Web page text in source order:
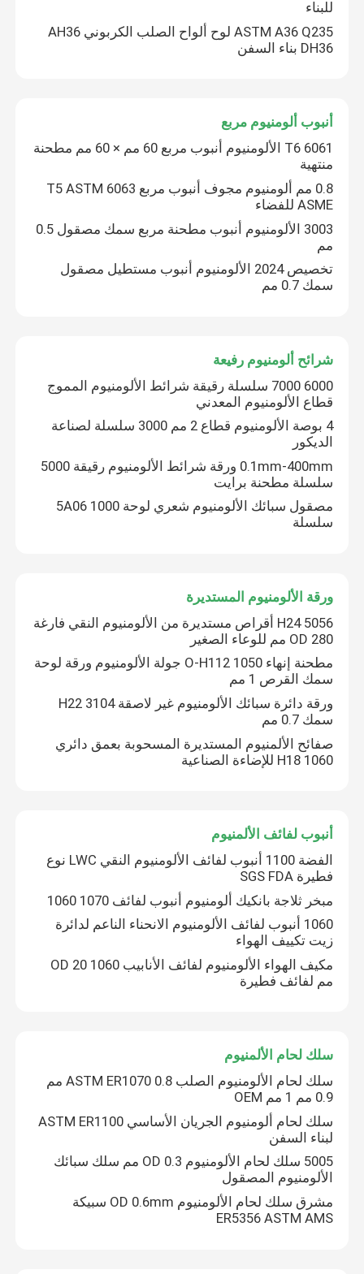
مسكن
منتجات
معلومات عنا
جولة في المعمل
مراقبة الجودة
اتصل بنا
صفائح الألمنيوم المعدنية
لفائف الالومنيوم
أنبوب دائري من الألومنيوم
ورقة الكربون الصلب
أنبوب ألومنيوم مربع
شرائح ألومنيوم رفيعة
ورقة الألومنيوم المستديرة
للبناء
ASTM A36 Q235 لوح ألواح الصلب الكربوني AH36
DH36 بناء السفن
أنبوب ألومنيوم مربع
6061 T6 الألومنيوم أنبوب مربع 60 مم × 60 مم مطحنة
منتهية
0.8 مم ألومنيوم مجوف أنبوب مربع 6063 T5 ASTM
ASME للفضاء
3003 الألومنيوم أنبوب مطحنة مربع سمك مصقول 0.5
مم
تخصيص 2024 الألومنيوم أنبوب مستطيل مصقول
سمك 0.7 مم
شرائح ألومنيوم رفيعة
6000 7000 سلسلة رقيقة شرائط الألومنيوم المموج
قطاع الألومنيوم المعدني
4 بوصة الألومنيوم قطاع 2 مم 3000 سلسلة لصناعة
الديكور
0.1mm-400mm ورقة شرائط الألومنيوم رقيقة 5000
سلسلة مطحنة برايت
مصقول سبائك الألومنيوم شعري لوحة 5A06 1000
سلسلة
ورقة الألومنيوم المستديرة
5056 H24 أقراص مستديرة من الألومنيوم النقي فارغة
OD 280 مم للوعاء الصغير
مطحنة إنهاء 1050 O-H112 جولة الألومنيوم ورقة لوحة
سمك القرص 1 مم
ورقة دائرة سبائك الألومنيوم غير لاصقة 3104 H22
سمك 0.7 مم
صفائح الألمنيوم المستديرة المسحوبة بعمق دائري
1060 H18 للإضاءة الصناعية
أنبوب لفائف الألمنيوم
الفضة 1100 أنبوب لفائف الألومنيوم النقي LWC نوع
فطيرة SGS FDA
مبخر ثلاجة بانكيك ألومنيوم أنبوب لفائف 1070 1060
1060 أنبوب لفائف الألومنيوم الانحناء الناعم لدائرة
زيت تكييف الهواء
مكيف الهواء الألومنيوم لفائف الأنابيب 1060 OD 20
مم لفائف فطيرة
سلك لحام الألمنيوم
سلك لحام الألومنيوم الصلب ASTM ER1070 0.8 مم
0.9 مم 1 مم OEM
سلك لحام ألومنيوم الجريان الأساسي ASTM ER1100
لبناء السفن
5005 سلك لحام الألومنيوم OD 0.3 مم سلك سبائك
الألومنيوم المصقول
مشرق سلك لحام الألومنيوم OD 0.6mm سبيكة
ER5356 ASTM AMS